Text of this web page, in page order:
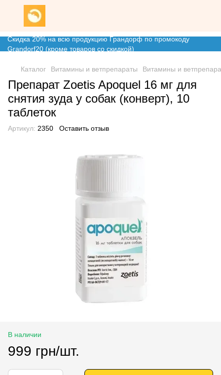
Скидка 20% на всю продукцию Грандорф по промокоду
Grandorf20 (кроме товаров со скидкой)
Каталог Витамины и ветпрепараты Витамины и
Препарат Zoetis Apoquel 16 мг для
снятия зуда у собак (конверт), 10
таблеток
Артикул: 2350 Оставить отзыв
В наличии
999 грн/шт.